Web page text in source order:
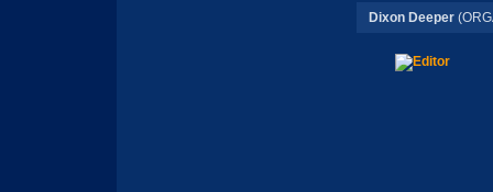
Dixon Deeper